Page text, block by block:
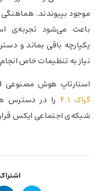
موجود بپیوندند.
باعث می‌شود تجربه‌ی
یکپارچه باقی بماند و
نیاز به تنظیمات خاص
استارتاپ هوش مصنوعی xAI به‌تازگی مدل
گراک 4.1
را در دسترس
شبکه‌ی اجتماعی ایکس